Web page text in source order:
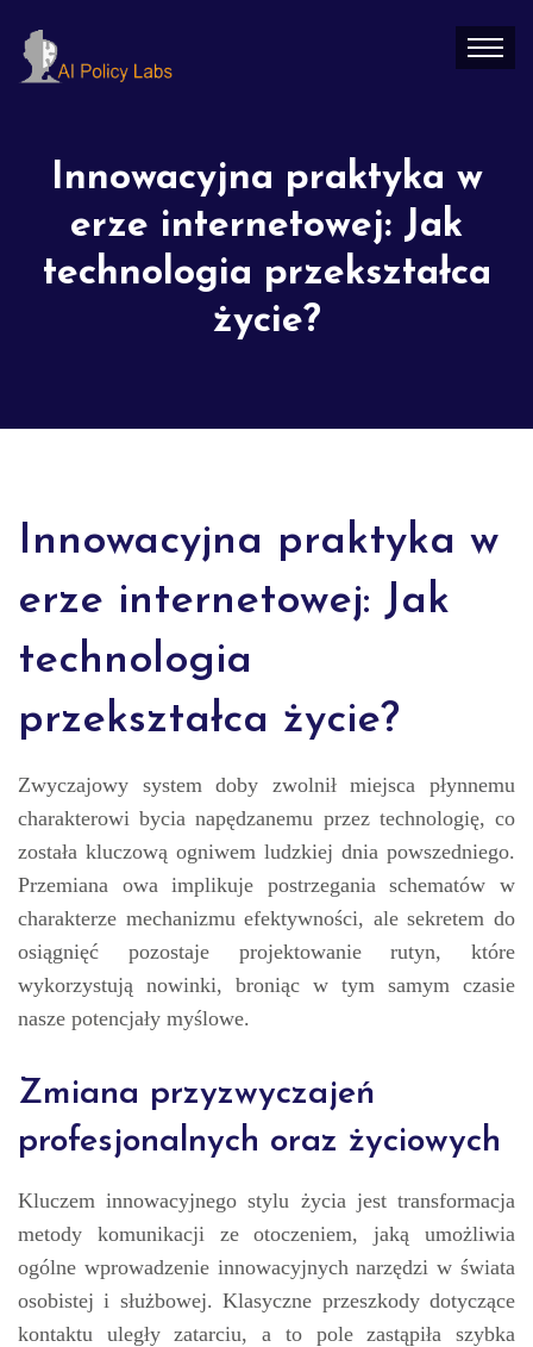
Innowacyjna praktyka w
erze internetowej: Jak
technologia przekształca
życie?
Innowacyjna praktyka w
erze internetowej: Jak
technologia
przekształca życie?
Zwyczajowy system doby zwolnił miejsca płynnemu
charakterowi bycia napędzanemu przez technologię, co
została kluczową ogniwem ludzkiej dnia powszedniego.
Przemiana owa implikuje postrzegania schematów w
charakterze mechanizmu efektywności, ale sekretem do
osiągnięć pozostaje projektowanie rutyn, które
wykorzystują nowinki, broniąc w tym samym czasie
nasze potencjały myślowe.
Zmiana przyzwyczajeń
profesjonalnych oraz życiowych
Kluczem innowacyjnego stylu życia jest transformacja
metody komunikacji ze otoczeniem, jaką umożliwia
ogólne wprowadzenie innowacyjnych narzędzi w świata
osobistej i służbowej. Klasyczne przeszkody dotyczące
kontaktu uległy zatarciu, a to pole zastąpiła szybka